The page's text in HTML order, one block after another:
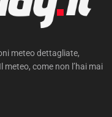
meteo dettagliate,
come non l’hai mai